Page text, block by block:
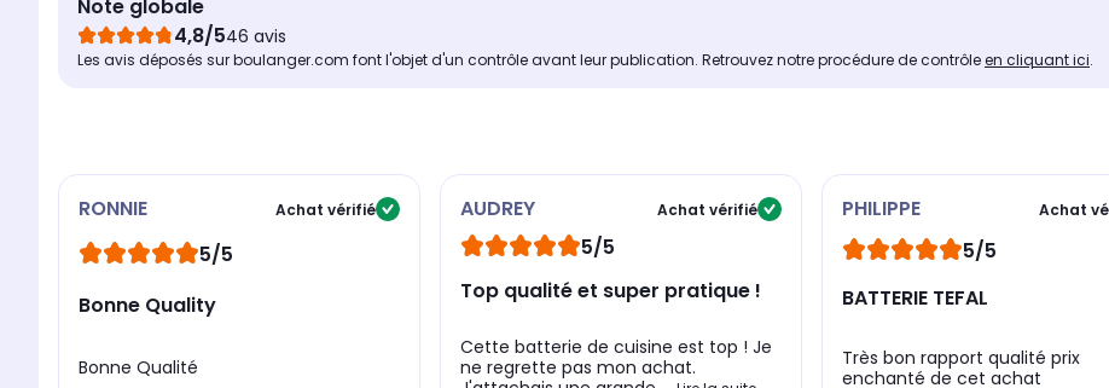
Note globale
4,8/546 avis
Les avis déposés sur boulanger.com font l'objet d'un contrôle avant leur publication. Retrouvez notre procédure de contrôleen cliquant ici.
RONNIE Achat vérifié
5/5
Bonne Quality
Bonne Qualité
AUDREY Achat vérifié
5/5
Top qualité et super pratique !
Cette batterie de cuisine est top ! Je
ne regrette pas mon achat.
PHILIPPE Achat
5/5
BATTERIE TEFAL
Très bon rapport qualité prix
enchanté de cet achat